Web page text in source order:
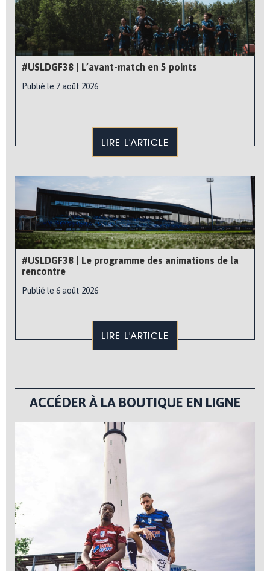
#USLDGF38 | L’avant-match en 5 points
Publié le 7 août 2026
LIRE L'ARTICLE
#USLDGF38 | Le programme des animations de la
rencontre
Publié le 6 août 2026
LIRE L'ARTICLE
ACCÉDER À LA BOUTIQUE EN LIGNE